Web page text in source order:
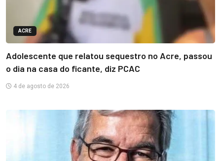
ACRE
Adolescente que relatou sequestro no Acre, passou
o dia na casa do ficante, diz PCAC
4 de agosto de 2026